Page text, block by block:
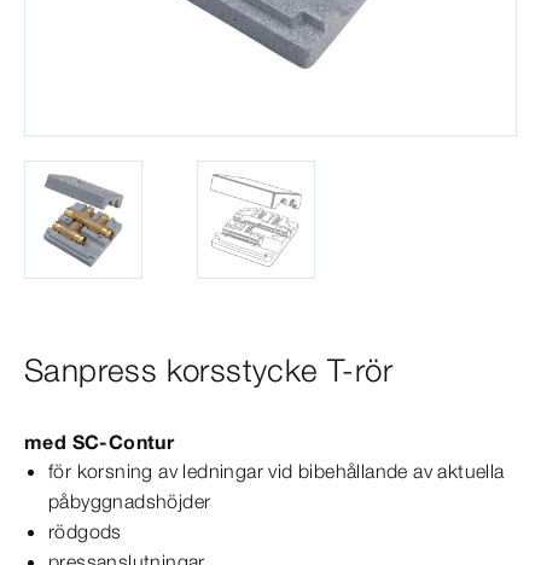
Sanpress korsstycke T-rör
med SC‑Contur
för korsning av ledningar vid bibehållande av aktuella
påbyggnadshöjder
rödgods